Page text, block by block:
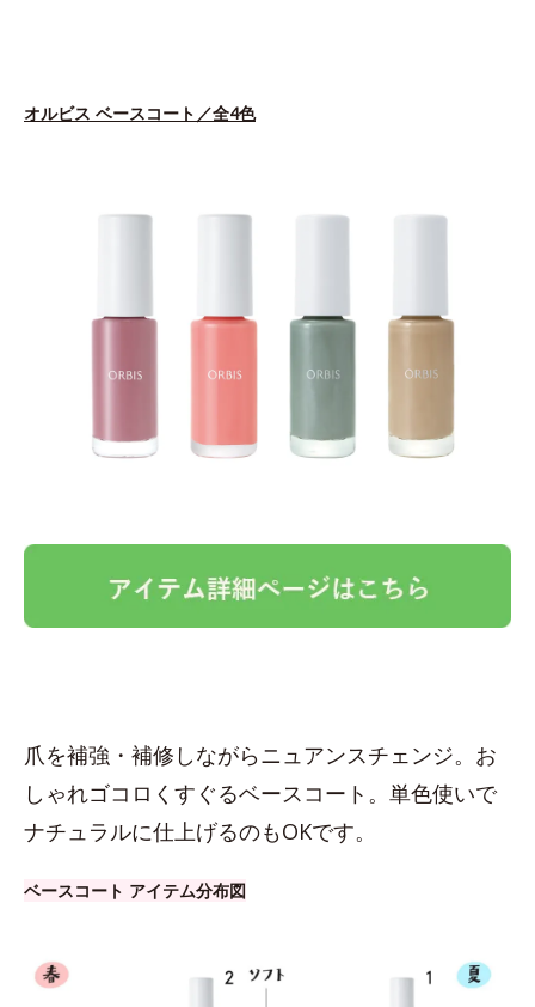
オルビス ベースコート／全4色
爪を補強・補修しながらニュアンスチェンジ。お
しゃれゴコロくすぐるベースコート。単色使いで
ナチュラルに仕上げるのもOKです。
ベースコート アイテム分布図